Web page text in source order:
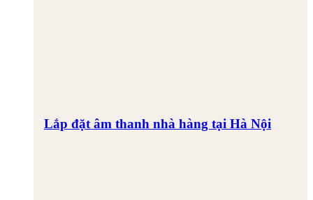
Lắp đặt âm thanh nhà hàng tại Hà Nội